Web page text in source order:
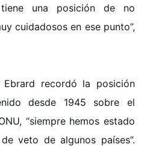
una posición de no
cuidadosos en ese punto”,
Ebrard recordó la posición
desde 1945 sobre el
“siempre hemos estado
veto de algunos países”.